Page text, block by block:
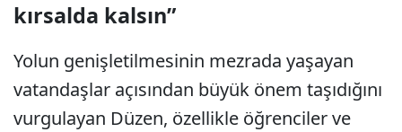
kırsalda kalsın”
Yolun genişletilmesinin mezrada yaşayan
vatandaşlar açısından büyük önem taşıdığını
vurgulayan Düzen, özellikle öğrenciler ve